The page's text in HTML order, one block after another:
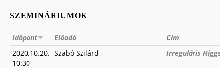
SZEMINÁRIUMOK
Időpont Előadó
Cím
2020.10.20.
10:30
Szabó Szilárd Irreguláris